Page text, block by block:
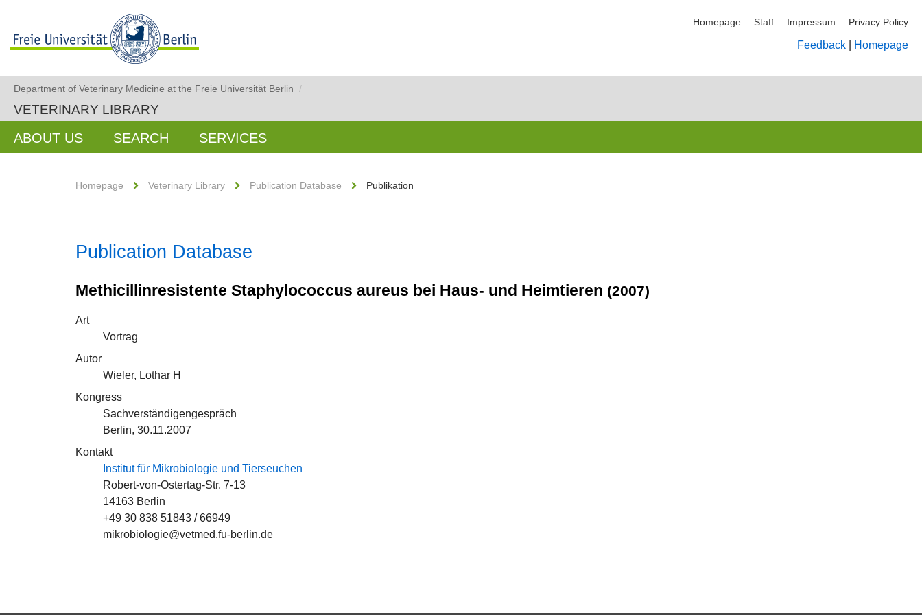
Homepage Staff Impressum Privacy Policy
Feedback Homepage
Department of Veterinary Medicine at the Freie Universität Berlin /
VETERINARY LIBRARY
ABOUT US SEARCH SERVICES
Homepage Veterinary Library Publication Database Publikation
Publication Database
Methicillinresistente Staphylococcus aureus bei Haus- und Heimtieren (2007)
Art
Vortrag
Autor
Wieler, Lothar H
Kongress
Sachverständigengespräch
Berlin, 30.11.2007
Kontakt
Institut für Mikrobiologie und Tierseuchen
Robert-von-Ostertag-Str. 7-13
14163 Berlin
+49 30 838 51843 / 66949
mikrobiologie@vetmed.fu-berlin.de